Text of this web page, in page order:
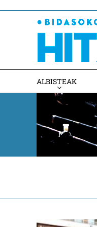
ALBISTEAK